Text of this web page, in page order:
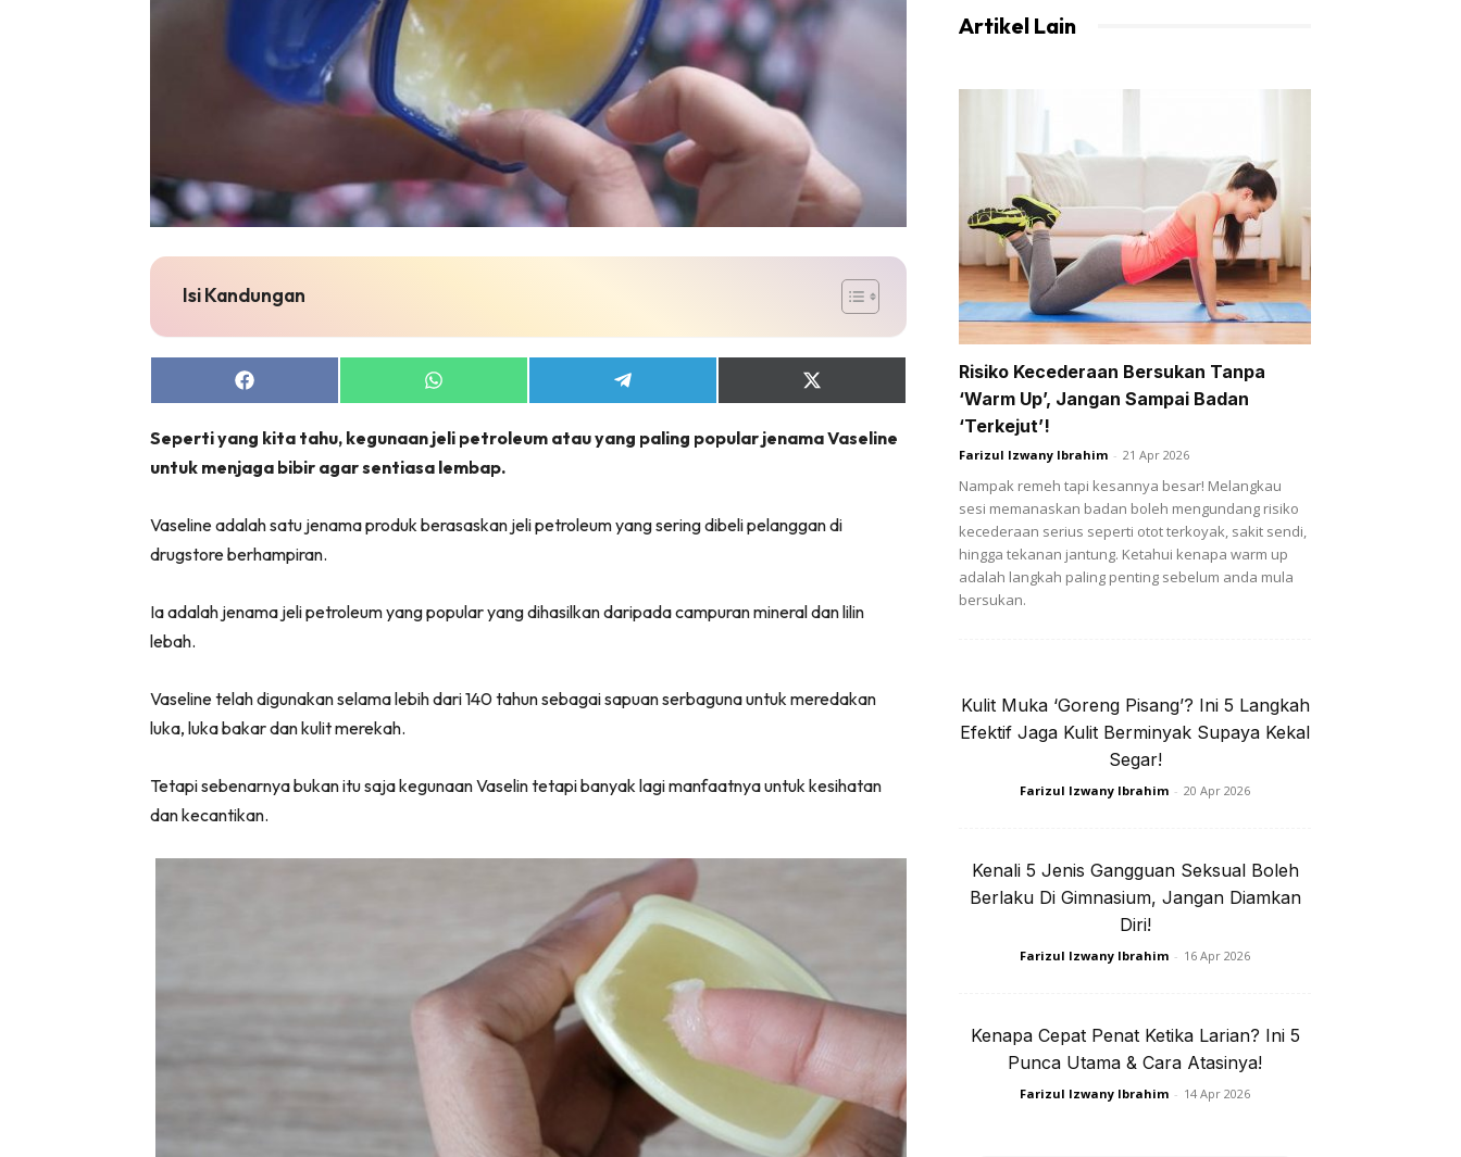
Login| Register
Zon Cantik
Rapi Alert
Dapatkan cerita, perkongsian dan info menarik. Free jer!
Langganan anda telah diterima. Terima kasih!
Lubuk konten Kesihatan dan penjagaan diri segalanya di seeNI. Rapi
kini di seeNI. Download sekarang!
KLIK DI SEENI
Isi Kandungan
Share
on
Share
on
Share
on
Share
on
(Twitter)
Seperti yang kita tahu, kegunaan jeli petroleum atau yang paling popular jenama Vaseline
untuk menjaga bibir agar sentiasa lembap.
Vaseline adalah satu jenama produk berasaskan jeli petroleum yang sering dibeli pelanggan di
drugstore berhampiran.
Ia adalah jenama jeli petroleum yang popular yang dihasilkan daripada campuran mineral dan lilin
lebah.
Vaseline telah digunakan selama lebih dari 140 tahun sebagai sapuan serbaguna untuk meredakan
luka, luka bakar dan kulit merekah.
Tetapi sebenarnya bukan itu saja kegunaan Vaselin tetapi banyak lagi manfaatnya untuk kesihatan
dan kecantikan.
Artikel Lain
Risiko Kecederaan Bersukan Tanpa
‘Warm Up’, Jangan Sampai Badan
‘Terkejut’!
Farizul Izwany Ibrahim - 21 Apr 2026
Nampak remeh tapi kesannya besar! Melangkau
sesi memanaskan badan boleh mengundang risiko
kecederaan serius seperti otot terkoyak, sakit sendi,
hingga tekanan jantung. Ketahui kenapa warm up
adalah langkah paling penting sebelum anda mula
bersukan.
Kulit Muka ‘Goreng Pisang’? Ini 5 Langkah
Efektif Jaga Kulit Berminyak Supaya Kekal
Segar!
Farizul Izwany Ibrahim - 20 Apr 2026
Kenali 5 Jenis Gangguan Seksual Boleh
Berlaku Di Gimnasium, Jangan Diamkan
Diri!
Farizul Izwany Ibrahim - 16 Apr 2026
Kenapa Cepat Penat Ketika Larian? Ini 5
Punca Utama & Cara Atasinya!
Farizul Izwany Ibrahim - 14 Apr 2026